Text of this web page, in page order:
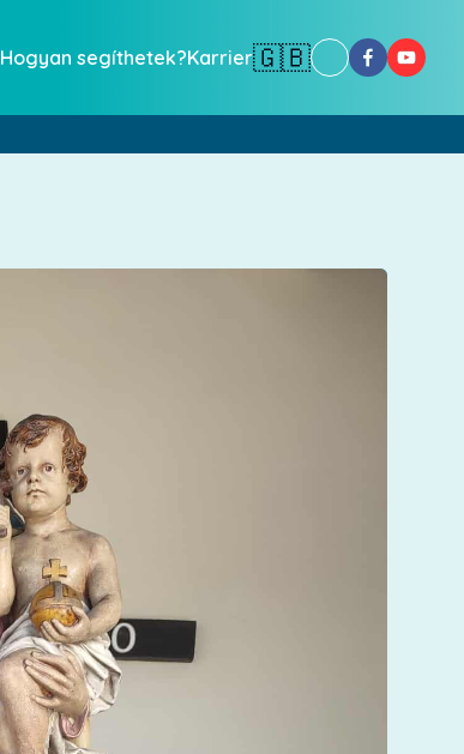
Hogyan segíthetek?Karrier🇬🇧